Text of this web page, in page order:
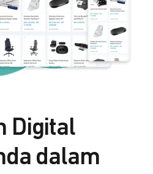
Digital
dalam